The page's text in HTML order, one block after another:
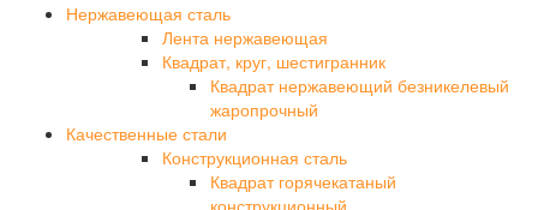
Нержавеющая сталь
Лента нержавеющая
Квадрат, круг, шестигранник
Квадрат нержавеющий безникелевый
жаропрочный
Качественные стали
Конструкционная сталь
Квадрат горячекатаный